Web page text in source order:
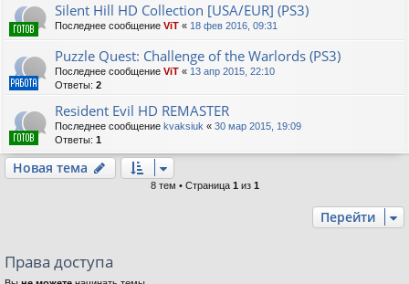
Silent Hill HD Collection [USA/EUR] (PS3)
Последнее сообщение ViT « 18 фев 2016, 09:31
Puzzle Quest: Challenge of the Warlords (PS3)
Последнее сообщение ViT « 13 апр 2015, 22:10
Ответы: 2
Resident Evil HD REMASTER
Последнее сообщение kvaksiuk « 30 мар 2015, 19:09
Ответы: 1
Новая тема
8 тем • Страница 1 из 1
Перейти
Права доступа